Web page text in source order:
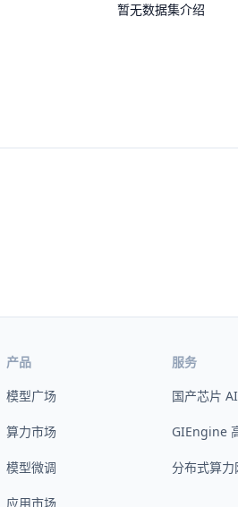
暂无数据集介绍
产品
模型广场
算力市场
模型微调
应用市场
服务
国产芯片
GIEngine
分布式算力